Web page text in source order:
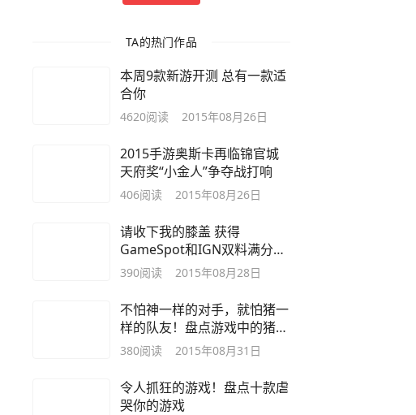
TA的热门作品
本周9款新游开测 总有一款适
合你
4620阅读 2015年08月26日
2015手游奥斯卡再临锦官城
天府奖“小金人”争夺战打响
406阅读 2015年08月26日
请收下我的膝盖 获得
GameSpot和IGN双料满分的
游戏
390阅读 2015年08月28日
不怕神一样的对手，就怕猪一
样的队友！盘点游戏中的猪队
友
380阅读 2015年08月31日
令人抓狂的游戏！盘点十款虐
哭你的游戏